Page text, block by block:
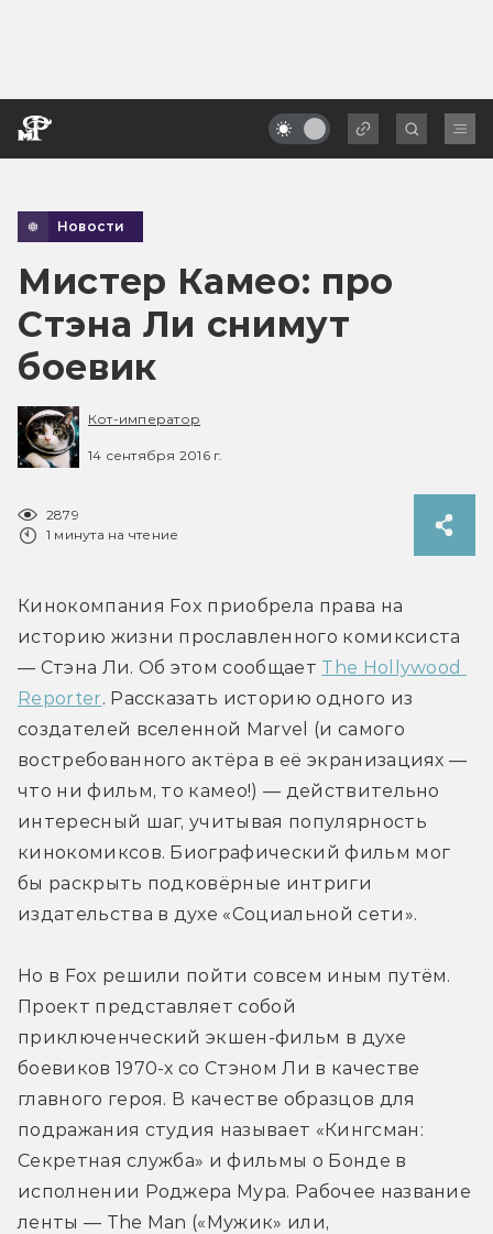
Новости
Мистер Камео: про
Стэна Ли снимут
боевик
Кот-император
14 сентября 2016 г.
2879
1 минута на чтение
Кинокомпания Fox приобрела права на
историю жизни прославленного комиксиста
— Стэна Ли. Об этом сообщает The Hollywood
Reporter. Рассказать историю одного из
создателей вселенной Marvel (и самого
востребованного актёра в её экранизациях —
что ни фильм, то камео!) — действительно
интересный шаг, учитывая популярность
кинокомиксов. Биографический фильм мог
бы раскрыть подковёрные интриги
издательства в духе «Социальной сети».
Но в Fox решили пойти совсем иным путём.
Проект представляет собой
приключенческий экшен-фильм в духе
боевиков 1970-х со Стэном Ли в качестве
главного героя. В качестве образцов для
подражания студия называет «Кингсман:
Секретная служба» и фильмы о Бонде в
исполнении Роджера Мура. Рабочее название
ленты — The Man («Мужик» или,